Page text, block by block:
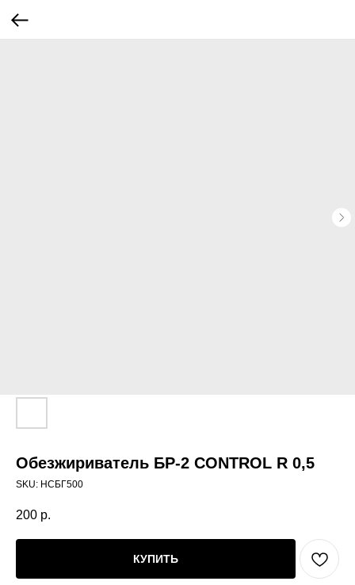
Обезжириватель БР-2 CONTROL R 0,5
SKU: НСБГ500
200 р.
КУПИТЬ